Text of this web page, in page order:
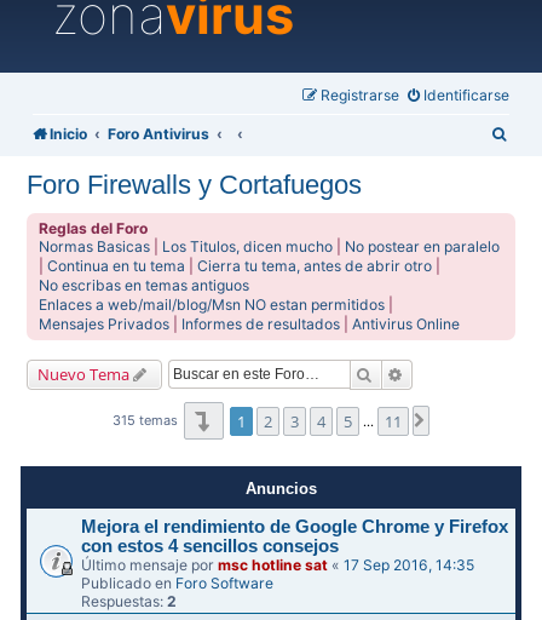
zonavirus
Identificarse
Registrarse
Inicio Foro Antivirus
Foro Firewalls y Cortafuegos
Reglas del Foro
Normas Basicas
Los Titulos, dicen mucho
No postear en paralelo
|Continua en tu tema |Cierra tu tema, antes de abrir otro
No escribas en temas antiguos
Enlaces a web/mail/blog/Msn NO estan permitidos
Mensajes Privados
Informes de resultados |Antivirus Online
Nuevo Tema Buscar
315 temas Página1de11
1 2 3 4 5 … 11
Anuncios
Mejora el rendimiento de Google Chrome y Firefox
con estos 4 sencillos consejos
Último mensaje pormsc hotline sat «17 Sep 2016, 14:35
Publicado en Foro Software
Respuestas:2